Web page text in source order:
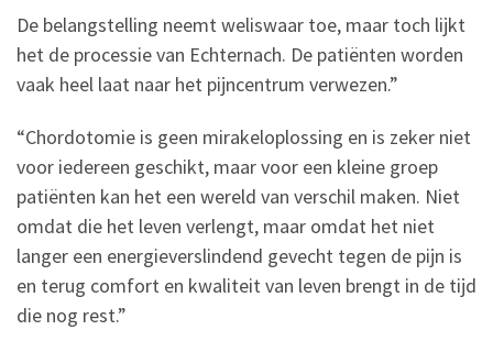
De belangstelling neemt weliswaar toe, maar toch lijkt
het de processie van Echternach. De patiënten worden
vaak heel laat naar het pijncentrum verwezen.”
“Chordotomie is geen mirakeloplossing en is zeker niet
voor iedereen geschikt, maar voor een kleine groep
patiënten kan het een wereld van verschil maken. Niet
omdat die het leven verlengt, maar omdat het niet
langer een energieverslindend gevecht tegen de pijn is
en terug comfort en kwaliteit van leven brengt in de tijd
die nog rest.”